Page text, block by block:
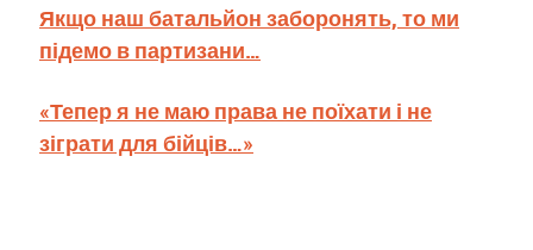
Якщо наш батальйон заборонять, то ми
підемо в партизани…
«Тепер я не маю права не поїхати і не
зіграти для бійців…»